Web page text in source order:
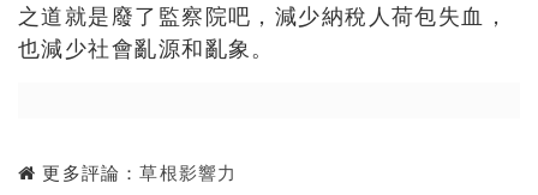
之道就是廢了監察院吧，減少納稅人荷包失血，
也減少社會亂源和亂象。
更多評論：草根影響力